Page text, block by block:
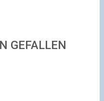
GEFALLEN